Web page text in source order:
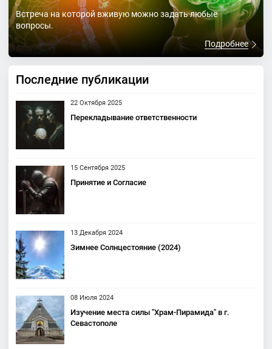
Встреча на которой вживую можно задать любые
вопросы.
Подробнее
Последние публикации
22 Октября 2025
Перекладывание ответственности
15 Сентября 2025
Принятие и Согласие
13 Декабря 2024
Зимнее Солнцестояние (2024)
08 Июля 2024
Изучение места силы "Храм-Пирамида" в г.
Севастополе